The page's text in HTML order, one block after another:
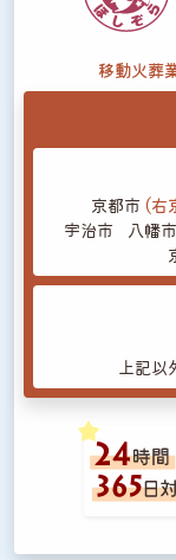
移動火葬
京都市 (右
宇治市
八幡市
上記以